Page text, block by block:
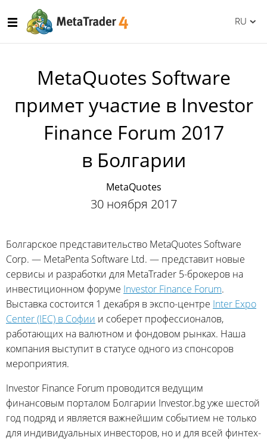
RU
MetaQuotes Software
примет участие в Investor
Finance Forum 2017
в Болгарии
MetaQuotes
30 ноября 2017
Болгарское представительство MetaQuotes Software
Corp. — MetaPenta Software Ltd. — представит новые
сервисы и разработки для MetaTrader 5-брокеров на
инвестиционном форуме Investor Finance Forum.
Выставка состоится 1 декабря в экспо-центре Inter Expo
Center (IEC) в Софии и соберет профессионалов,
работающих на валютном и фондовом рынках. Наша
компания выступит в статусе одного из спонсоров
мероприятия.
Investor Finance Forum проводится ведущим
финансовым порталом Болгарии Investor.bg уже шестой
год подряд и является важнейшим событием не только
для индивидуальных инвесторов, но и для всей финтех-